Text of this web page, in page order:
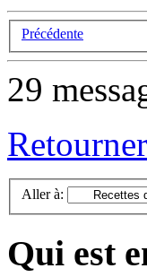
Précédente
29
Aller à:
Qui est